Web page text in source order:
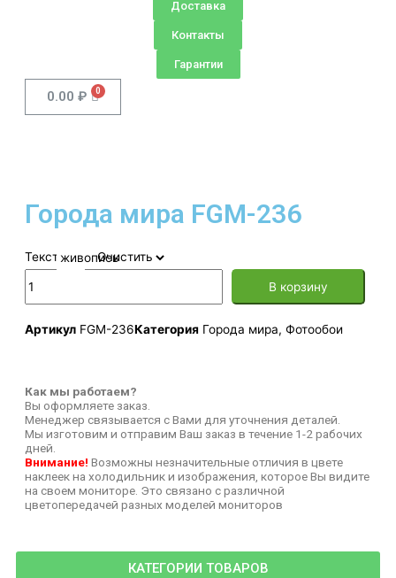
Доставка
Контакты
Гарантии
0.00 ₽
КАТЕГОРИИ ТОВАРОВ
Города мира FGM-236
Текстура Очистить
В корзину
Артикул FGM-236Категория Города мира, Фотообои
Как мы работаем?
Вы оформляете заказ.
Менеджер связывается с Вами для уточнения деталей.
Мы изготовим и отправим Ваш заказ в течение 1-2 рабочих
дней.
Внимание! Возможны незначительные отличия в цвете
наклеек на холодильник и изображения, которое Вы видите
на своем мониторе. Это связано с различной
цветопередачей разных моделей мониторов